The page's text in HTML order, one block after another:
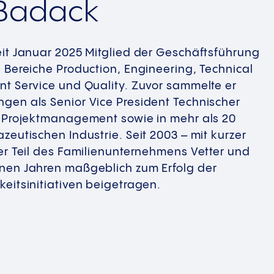
Januar 2025 Mitglied der Geschäftsführung
Production, Engineering, Technical
Service und Quality. Zuvor sammelte er
als Senior Vice President Technischer
sowie in mehr als 20
Industrie. Seit 2003 – mit kurzer
Teil des Familienunternehmens Vetter und
Jahren maßgeblich zum Erfolg der
beigetragen.